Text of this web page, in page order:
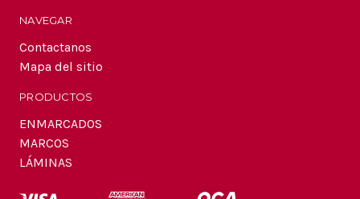
NAVEGAR
Contactanos
Mapa del sitio
PRODUCTOS
ENMARCADOS
MARCOS
LÁMINAS